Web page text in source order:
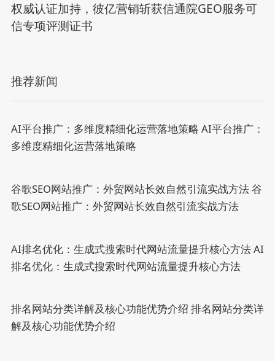
权威认证加持，彼亿营销斩获信通院GEO服务可
信专项评测证书
推荐新闻
AI平台推广：多维度精细化运营落地策略 AI平台推广：
多维度精细化运营落地策略
谷歌SEO网站推广：外贸网站长效自然引流实战方法谷
歌SEO网站推广：外贸网站长效自然引流实战方法
AI排名优化：生成式搜索时代网站流量提升核心方法AI
排名优化：生成式搜索时代网站流量提升核心方法
排名网站分类详解及核心功能优势介绍 排名网站分类详
解及核心功能优势介绍